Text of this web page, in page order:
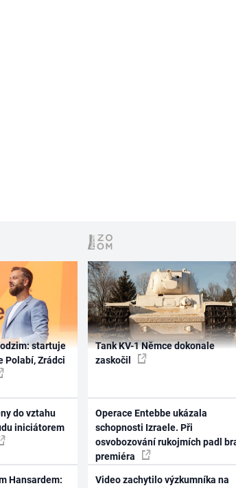
startuje
Polabí, Zrádci
do vztahu
iniciátorem
Hansardem:
Tank KV-1 Němce dokonale
zaskočil
Operace Entebbe ukázala
schopnosti Izraele. Při
osvobozování rukojmích padl
premiéra
Video zachytilo výzkumníka na